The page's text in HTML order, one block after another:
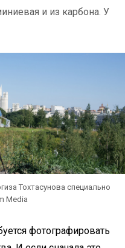
и из карбона. У
Тохтасунова специально
Media
фотографировать